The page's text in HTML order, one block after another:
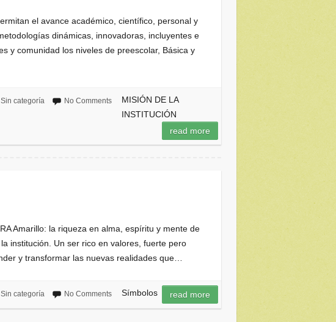
el avance académico, científico, personal y
dinámicas, innovadoras, incluyentes e
y comunidad los niveles de preescolar, Básica y
Sin categoría No Comments
MISIÓN DE LA
INSTITUCIÓN
read more
Amarillo: la riqueza en alma, espíritu y mente de
institución. Un ser rico en valores, fuerte pero
y transformar las nuevas realidades que…
Sin categoría No Comments Símbolos read more